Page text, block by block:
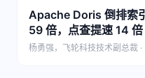
Apache Doris 倒排索
59 倍，点查提速 14 倍
杨勇强，飞轮科技技术副总裁